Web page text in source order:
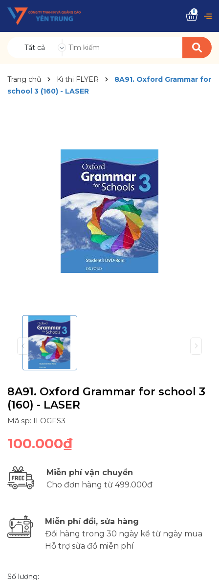
Tất cả
0
Trang chủ Kì thi FLYER
8A91. Oxford Grammar for
school 3 (160) - LASER
8A91. Oxford Grammar for school 3
(160) - LASER
Mã sp: ILOGFS3
100.000₫
Miễn phí vận chuyển
Cho đơn hàng từ 499.000đ
Miễn phí đổi, sửa hàng
Đổi hàng trong 30 ngày kể từ ngày mua
Hỗ trợ sửa đồ miễn phí
Số lượng: